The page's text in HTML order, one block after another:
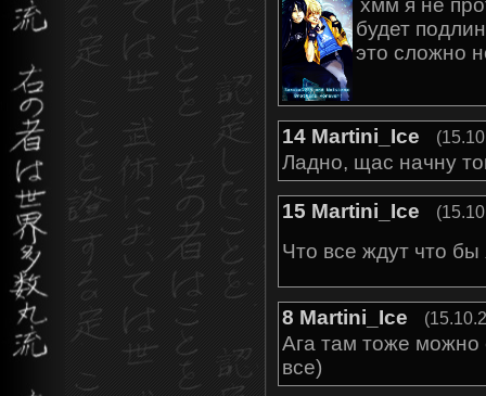
будет
это сложно
14 Martini_Ice
Ладно, щас начну
15 Martini_Ice
Что все ждут что
8 Martini_Ice
Ага там тоже можно
все)